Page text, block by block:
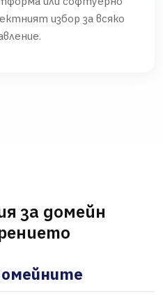
избор за всяко
за домейн